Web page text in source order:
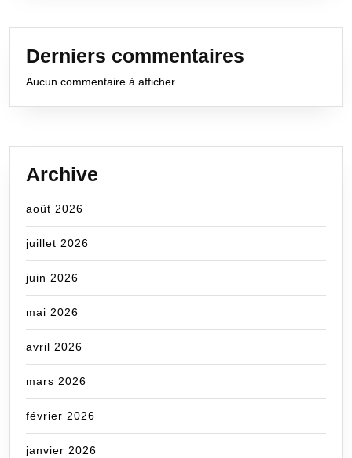
Derniers commentaires
Aucun commentaire à afficher.
Archive
août 2026
juillet 2026
juin 2026
mai 2026
avril 2026
mars 2026
février 2026
janvier 2026